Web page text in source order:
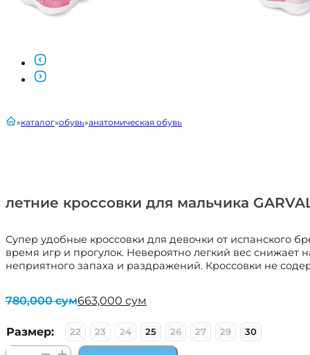
летние кроссовки для мальчика
Супер удобные кроссовки для девочки от испанского
время игр и прогулок. Невероятно легкий вес снижает
неприятного запаха и раздражений. Кроссовки не
главнаякаталог обувь анатомическая обувь
780,000сум
Первоначальная
составляла
780,000 сум.
663,000 сум
Текущая
663,000 сум.
Размер: 22 23 24 25 26 27 29 30